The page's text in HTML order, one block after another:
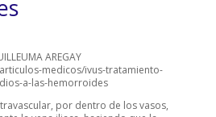
AREGAY
medicos/ivus-tratamiento-
a-las-hemorroides
por dentro de los vasos,